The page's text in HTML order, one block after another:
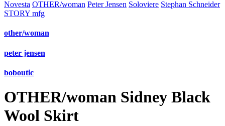
Novesta OTHER/woman Peter Jensen Soloviere Stephan Schneider
STORY mfg
other/woman
peter jensen
boboutic
OTHER/woman Sidney Black
Wool Skirt